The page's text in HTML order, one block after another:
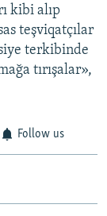
kibi alıp
teşviqatçılar
terkibinde
tırışalar»,
Follow us